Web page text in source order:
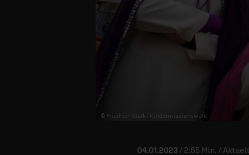
© Friedrich Stark / Kindermissionswerk
04.01.2023 / 2:55 Min. / Aktuell